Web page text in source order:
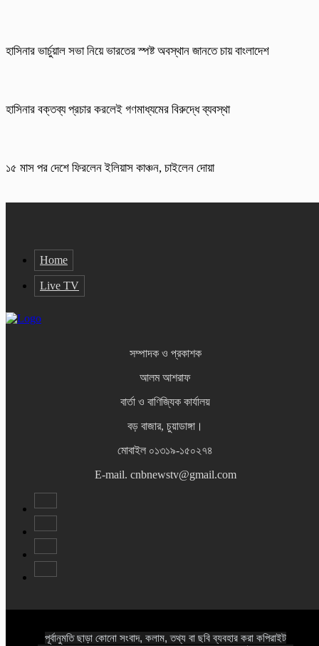
হাসিনার ভার্চুয়াল সভা নিয়ে ভারতের স্পষ্ট অবস্থান জানতে চায় বাংলাদেশ
হাসিনার বক্তব্য প্রচার করলেই গণমাধ্যমের বিরুদ্ধে ব্যবস্থা
১৫ মাস পর দেশে ফিরলেন ইলিয়াস কাঞ্চন, চাইলেন দোয়া
Home
Live TV
সম্পাদক ও প্রকাশক
আলম আশরাফ
বার্তা ও বাণিজ্যিক কার্যালয়
বড় বাজার, চুয়াডাঙ্গা।
মোবাইল ০১৩১৯-১৫০২৭৪
E-mail. cnbnewstv@gmail.com
পূর্বানুমতি ছাড়া কোনো সংবাদ, কলাম, তথ্য বা ছবি ব্যবহার করা কপিরাইট